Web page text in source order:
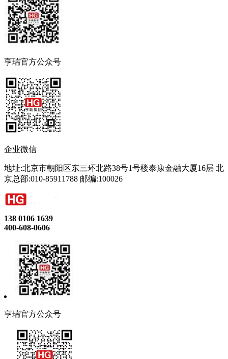
亨瑞官方公众号
企业微信
地址:北京市朝阳区东三环北路38号1号楼泰康金融大厦16层 北
京总部:010-85911788 邮编:100026
138 0106 1639
400-608-0606
亨瑞官方公众号